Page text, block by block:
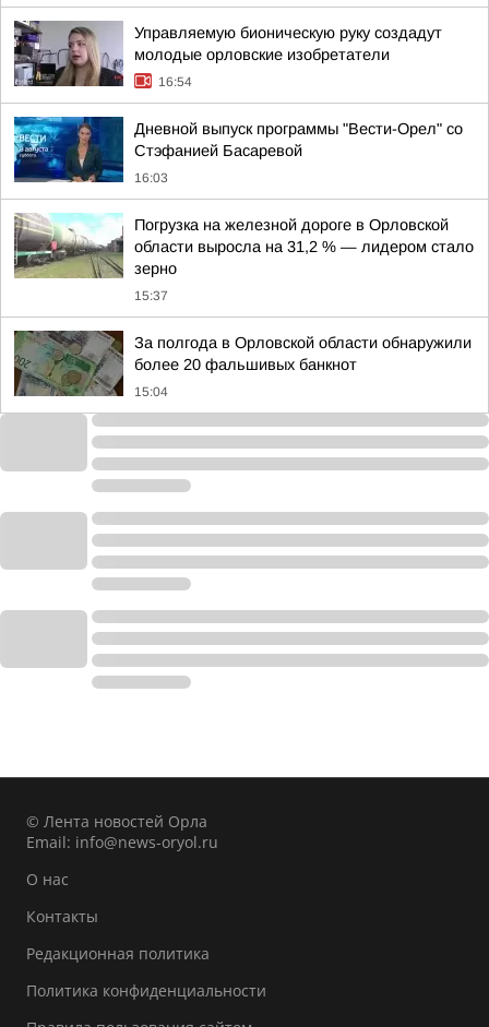
Управляемую бионическую руку создадут
молодые орловские изобретатели
16:54
Дневной выпуск программы "Вести-Орел" со
Стэфанией Басаревой
16:03
Погрузка на железной дороге в Орловской
области выросла на 31,2 % — лидером стало
зерно
15:37
За полгода в Орловской области обнаружили
более 20 фальшивых банкнот
15:04
© Лента новостей Орла
Email: info@news-oryol.ru
О нас
Контакты
Редакционная политика
Политика конфиденциальности